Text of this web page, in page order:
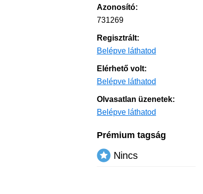
Azonosító:
731269
Regisztrált:
Belépve láthatod
Elérhető volt:
Belépve láthatod
Olvasatlan üzenetek:
Belépve láthatod
Prémium tagság
Nincs